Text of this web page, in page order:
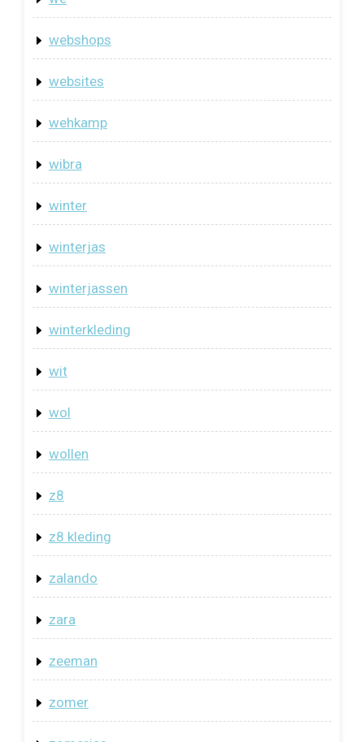
webshops
websites
wehkamp
wibra
winter
winterjas
winterjassen
winterkleding
wit
wol
wollen
z8
z8 kleding
zalando
zara
zeeman
zomer